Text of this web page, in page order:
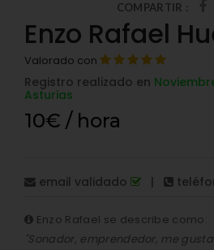
COMPARTIR :
Enzo Rafael
Valorado con
Registro realizado en
Asturias
10€ / hora
email validado |
Enzo Rafael se describe como:
"Sonador, emprendedor, me